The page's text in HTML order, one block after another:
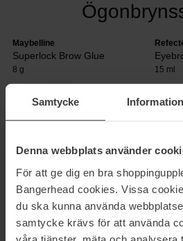
Samtycke Information
Denna webbplats använder
För att ge dig en bra
Bangerhead cookies. Vissa
du ska kunna använda
samtycke krävs för att använda
Maybelline
Superlock Brow Glue
8 g
Normaali hinta 16 €
15 ml
KULMAVAHA
Kulmakarvavaha pitää
ensin esimerkiksi kulmakynää
viimeistele kulmat vahan avulla. Voit
kulmakarvavahan luonnolliseen
jos haluat lisää näyttävyyttä kulmillesi.